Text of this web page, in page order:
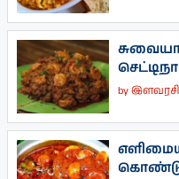
byஇளவரசி
கொண்டு